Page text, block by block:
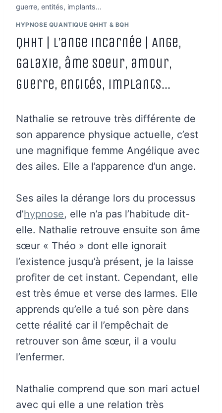
guerre, entités, implants…
HYPNOSE QUANTIQUE QHHT & BQH
QHHT | L’ange incarnée | Ange,
galaxie, âme soeur, amour,
guerre, entités, implants…
Nathalie se retrouve très différente de
son apparence physique actuelle, c’est
une magnifique femme Angélique avec
des ailes. Elle a l’apparence d’un ange.
Ses ailes la dérange lors du processus
d’hypnose, elle n’a pas l’habitude dit-
elle. Nathalie retrouve ensuite son âme
sœur « Théo » dont elle ignorait
l’existence jusqu’à présent, je la laisse
profiter de cet instant. Cependant, elle
est très émue et verse des larmes. Elle
apprends qu’elle a tué son père dans
cette réalité car il l’empêchait de
retrouver son âme sœur, il a voulu
l’enfermer.
Nathalie comprend que son mari actuel
avec qui elle a une relation très